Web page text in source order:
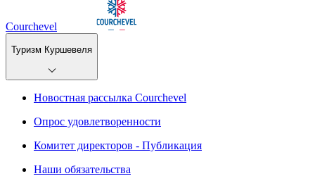
Courchevel
Туризм Куршевеля
Новостная рассылка Courchevel
Опрос удовлетворенности
Комитет директоров - Публикация
Наши обязательства